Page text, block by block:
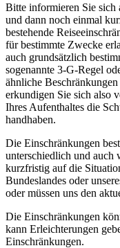
Bitte informieren Sie sich
und dann noch einmal
bestehende
für bestimmte Zwecke
auch grundsätzlich
sogenannte 3-G-Regel
ähnliche
erkundigen Sie sich also
Ihres Aufenthaltes die
handhaben.
Die Einschränkungen
unterschiedlich und auch
kurzfristig auf die
Bundeslandes oder
oder müssen uns den
Die Einschränkungen
kann Erleichterungen
Einschränkungen.